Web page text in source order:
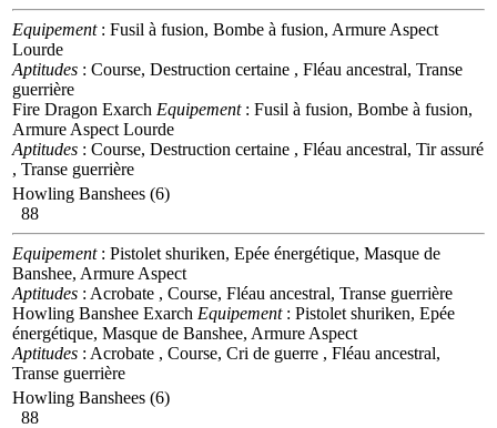
Equipement: Fusil à fusion, Bombe à fusion, Armure Aspect
Lourde
Aptitudes : Course, Destruction certaine , Fléau ancestral, Transe
guerrière
Fire Dragon Exarch Equipement: Fusil à fusion, Bombe à fusion,
Armure Aspect Lourde
Aptitudes : Course, Destruction certaine , Fléau ancestral, Tir assuré
, Transe guerrière
Howling Banshees (6)
88
Equipement: Pistolet shuriken, Epée énergétique, Masque de
Banshee, Armure Aspect
Aptitudes : Acrobate , Course, Fléau ancestral, Transe guerrière
Howling Banshee Exarch Equipement: Pistolet shuriken, Epée
énergétique, Masque de Banshee, Armure Aspect
Aptitudes : Acrobate , Course, Cri de guerre , Fléau ancestral,
Transe guerrière
Howling Banshees (6)
88